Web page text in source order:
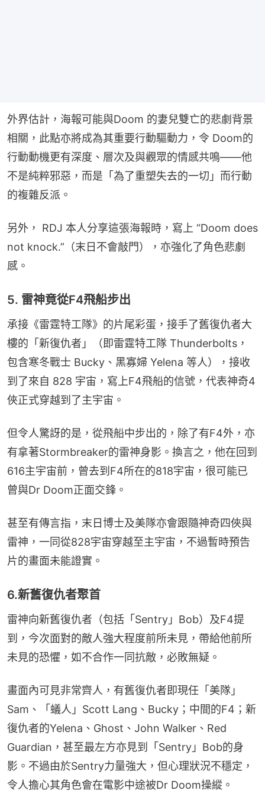
外界估計，海報可能與Doom 的妻兒雙亡的悲劇背景
相關，此點亦將成為其重要行動驅動力，令 Doom的
行動動機更有深度、層次及與觀眾的情感共鳴——他
不是純粹邪惡，而是「為了重塑失去的一切」而行動
的複雜反派。
另外， RDJ 本人分享這張海報時，寫上 “Doom does
not knock.”（末日不會敲門），亦強化了角色悲劇
感。
5. 雷神竟從F4飛船步出
承接《雷霆特工隊》的片尾彩蛋，接手了舊復仇者大
樓的「新復仇者」（即雷霆特工隊 Thunderbolts，
包含寒冬戰士 Bucky、黑寡婦 Yelena 等人），接收
到了來自 828 宇宙，寫上F4飛船的信號，代表神奇4
俠正式穿越到了主宇宙。
但令人驚訝的是，從飛船中步出的，除了有F4外，亦
有拿著Stormbreaker的雷神身影。換言之，他在回到
616主宇宙前，曾去到F4所在的818宇宙，很可能已
曾與Dr Doom正面交鋒。
甚至有傳言指，末日博士及美隊亦會跟隨神奇四俠與
雷神，一同從828宇宙穿越至主宇宙，不過暫時預告
片的畫面未能證實。
6.新舊復仇者聚首
雷神向新舊復仇者（包括「Sentry」Bob）及F4提
到，今次面對的敵人強大程度前所未見，帶給他前所
未見的恐懼，如不合作一同抗敵，必敗無疑。
畫面內可見非常齊人，有舊復仇者即現任「美隊」
Sam、「蟻人」Scott Lang、Bucky；中間的F4；新
復仇者的Yelena、Ghost、John Walker、Red
Guardian，甚至最左方亦見到「Sentry」Bob的身
影。不過由於Sentry力量強大，但心理狀況不穩定，
令人擔心其角色會在電影中途被Dr Doom操縱。